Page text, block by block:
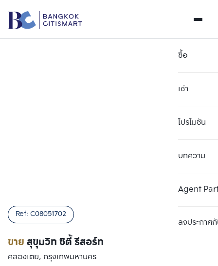
ซื้อ
เช่า
โปรโมชัน
บทความ
Agent
ลงประกาศกั
ขายสุขุมวิท ซิตี้ รีสอร์ท
Ref: C08051702
คลองเตย, กรุงเทพมหานคร
เปรียบเทียบ